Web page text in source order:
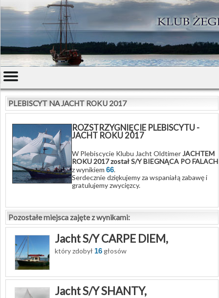
PLEBISCYT NA JACHT ROKU 2017
ROZSTRZYGNIĘCIE PLEBISCYTU -
JACHT ROKU 2017
W Plebiscycie Klubu Jacht OldtimerJACHTEM
ROKU 2017 został S/Y BIEGNĄCA PO FALACH
z wynikiem66.
Serdecznie dziękujemy za wspaniałą zabawę i
gratulujemy zwycięzcy.
Pozostałe miejsca zajęte z wynikami:
Jacht S/Y CARPE DIEM,
który zdobył 16 głosów
Jacht S/Y SHANTY,